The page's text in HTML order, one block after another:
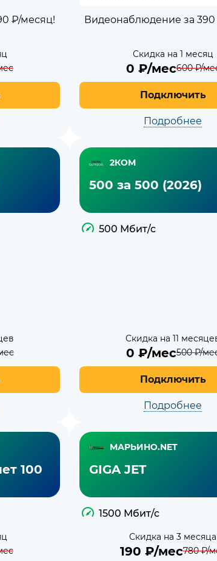
₽/месяц! Видеонаблюдение за
Скидка на 1 месяц
0 ₽/мес600₽/
Подключить
Подробнее
2КОМ
500 за 500 (2026)
500 Мбит/с
Скидка на 11
0 ₽/мес500₽/
Подключить
Подробнее
100
МАРЬИНО.NET
GIGA JET
1500 Мбит/с
Скидка на 3 месяца
190 ₽/мес780₽/